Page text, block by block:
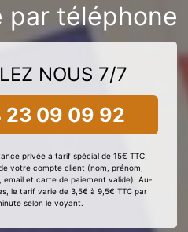
par téléphone
NOUS 7/7
09 09 92
privée à tarif spécial de 15€ TTC,
votre compte client (nom, prénom,
email et carte de paiement valide). Au-
le tarif varie de 3,5€ à 9,5€ TTC par
selon le voyant.